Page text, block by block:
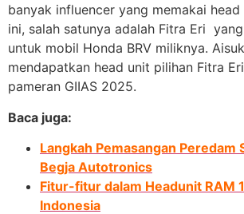
banyak influencer yang memakai
ini, salah satunya adalah Fitra Eri
untuk mobil Honda BRV miliknya.
mendapatkan head unit pilihan Fitra
pameran GIIAS 2025.
Baca juga:
Langkah Pemasangan Peredam
Begja Autotronics
Fitur-fitur dalam Headunit RAM
Indonesia